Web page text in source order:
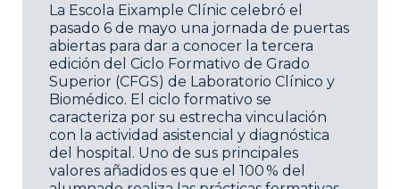
La Escola Eixample Clínic celebró el
pasado 6 de mayo una jornada de puertas
abiertas para dar a conocer la tercera
edición del Ciclo Formativo de Grado
Superior (CFGS) de Laboratorio Clínico y
Biomédico. El ciclo formativo se
caracteriza por su estrecha vinculación
con la actividad asistencial y diagnóstica
del hospital. Uno de sus principales
valores añadidos es que el 100 % del